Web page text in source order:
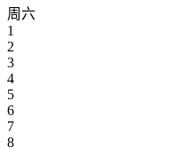
周六
1
2
3
4
5
6
7
8